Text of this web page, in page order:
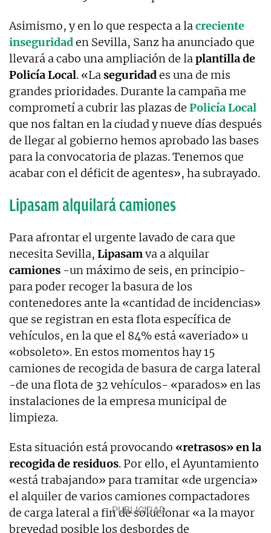
Asimismo, y en lo que respecta a lacreciente
inseguridaden Sevilla, Sanz ha anunciado que
llevará a cabo una ampliación de laplantilla de
Policía Local. «Laseguridades una de mis
grandes prioridades. Durante la campaña me
comprometí a cubrir las plazas de Policía Local
que nos faltan en la ciudad y nueve días después
de llegar al gobierno hemos aprobado las bases
para la convocatoria de plazas. Tenemos que
acabar con el déficit de agentes», ha subrayado.
Lipasam alquilará camiones
Para afrontar el urgente lavado de cara que
necesita Sevilla, Lipasamva a alquilar
camiones -un máximo de seis, en principio-
para poder recoger la basura de los
contenedores ante la «cantidad de incidencias»
que se registran en esta flota específica de
vehículos, en la que el 84% está «averiado» u
«obsoleto». En estos momentos hay 15
camiones de recogida de basura de carga lateral
-de una flota de 32 vehículos- «parados» en las
instalaciones de la empresa municipal de
limpieza.
Esta situación está provocando «retrasos» en la
recogida de residuos. Por ello, el Ayuntamiento
«está trabajando» para tramitar «de urgencia»
el alquiler de varios camiones compactadores
de carga lateral a fin de solucionar «a la mayor
brevedad posible los desbordes de